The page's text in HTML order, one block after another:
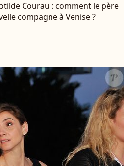
Courau : comment le père
compagne à Venise ?